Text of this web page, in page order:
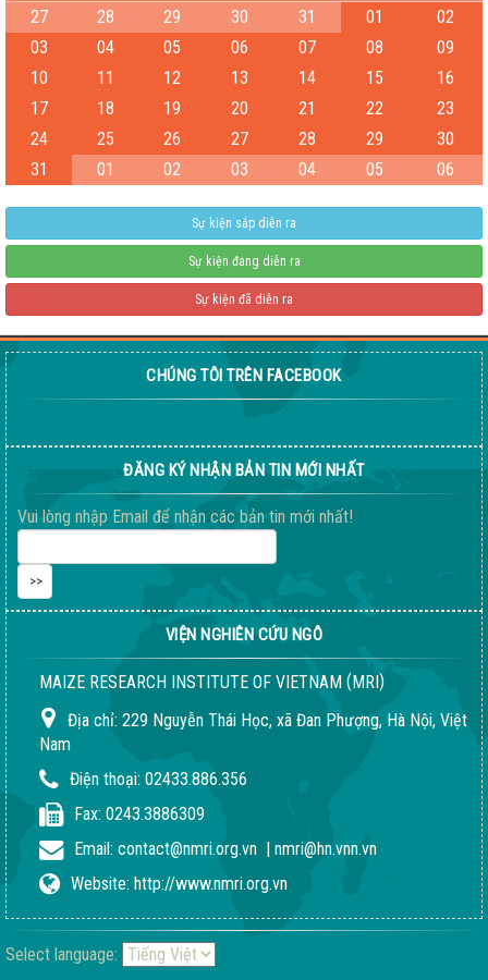
Test
04-08-2026 06:15:38 PM
Giống ngô ngọt 198
02-08-2018 04:24:51 PM
27
28 29 30 31 01
02
03
04 05 06 07 08
09
10
11 12 13 14 15
16
17
18 19 20 21 22
23
24
25 26 27 28 29
30
31
01 02 03 04 05 06
Sự kiện sắp diễn ra
Sự kiện đang diễn ra
Sự kiện đã diễn ra
CHÚNG TÔI TRÊN FACEBOOK
ĐĂNG KÝ NHẬN BẢN TIN MỚI NHẤT
Vui lòng nhập Email để nhận các bản tin mới nhất!
VIỆN NGHIÊN CỨU NGÔ
MAIZE RESEARCH INSTITUTE OF VIETNAM (MRI)
Địa chỉ: 229 Nguyễn Thái Học, xã Đan Phượng, Hà Nội, Việt
Nam
Điện thoại: 02433.886.356
Fax: 0243.3886309
Email: contact@nmri.org.vn
nmri@hn.vnn.vn
Website: http://www.nmri.org.vn
Select language: